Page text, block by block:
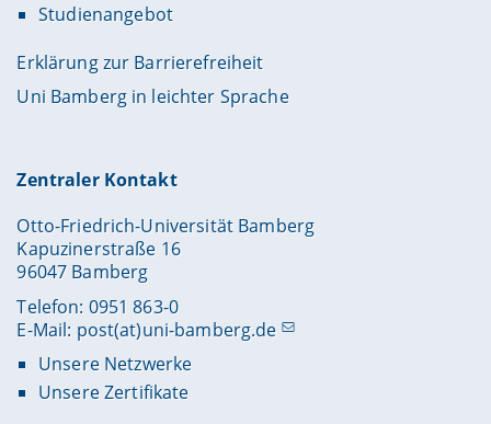
Studienangebot
Erklärung zur Barrierefreiheit
Uni Bamberg in leichter Sprache
Zentraler Kontakt
Otto-Friedrich-Universität Bamberg
Kapuzinerstraße 16
96047 Bamberg
Telefon: 0951 863-0
E-Mail: post(at)uni-bamberg.de
Unsere Netzwerke
Unsere Zertifikate